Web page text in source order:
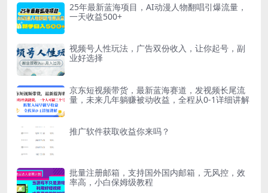
25年最新蓝海项目，AI动漫人物翻唱引爆流量，
一天收益500+
视频号人性玩法，广告双份收入，让你起号，副
业好选择
京东短视频带货，最新蓝海赛道，发视频长尾流
量，未来几年躺赚被动收益，全程从0-1详细讲解
推广软件获取收益你来吗？
批量注册邮箱，支持国外国内邮箱，无风控，效
率高，小白保姆级教程